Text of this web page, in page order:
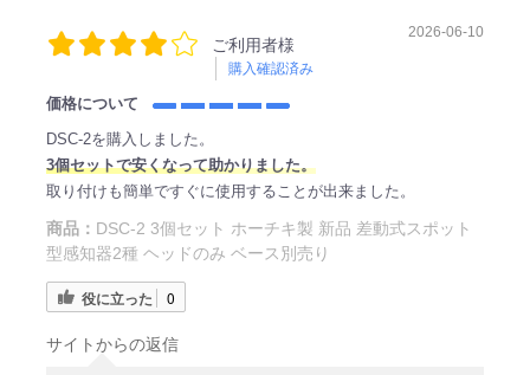
ご利用者様
購入確認済み
2026-06-10
価格について
DSC-2を購入しました。
3個セットで安くなって助かりました。
取り付けも簡単ですぐに使用することが出来ました。
商品： DSC-2 3個セット ホーチキ製 新品 差動式スポット
型感知器2種 ヘッドのみ ベース別売り
役に立った 0
サイトからの返信